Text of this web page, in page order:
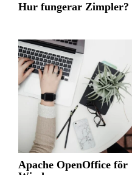
Hur fungerar Zimpler?
Apache OpenOffice för